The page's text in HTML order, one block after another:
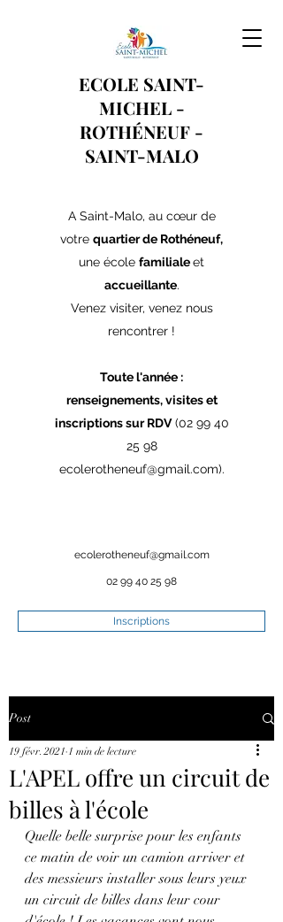
ECOLE SAINT-
MICHEL -
ROTHÉNEUF -
SAINT-MALO
A Saint-Malo, au cœur de
votre quartier de Rothéneuf,
une école familialeet
accueillante.
Venez visiter, venez nous
rencontrer !
Toute l'année :
renseignements, visites et
inscriptions sur RDV (02 99 40
25 98
ecolerotheneuf@gmail.com).
ecolerotheneuf@gmail.com
02 99 40 25 98
Inscriptions
Post
L'APEL offre un circuit de
billes à l'école
19 févr. 2021 1 min de lecture
Quelle belle surprise pour les enfants
ce matin de voir un camion arriver et
des messieurs installer sous leurs yeux
un circuit de billes dans leur cour